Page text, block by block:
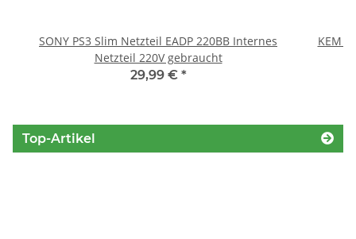
SONY PS3 Slim Netzteil EADP 220BB Internes
Netzteil 220V gebraucht
29,99 € *
KEM
Top-Artikel